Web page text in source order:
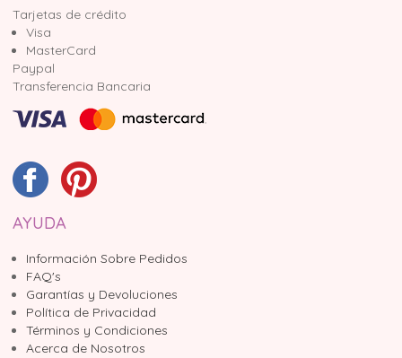
Tarjetas de crédito
Visa
MasterCard
Paypal
Transferencia Bancaria
AYUDA
Información Sobre Pedidos
FAQ's
Garantías y Devoluciones
Política de Privacidad
Términos y Condiciones
Acerca de Nosotros